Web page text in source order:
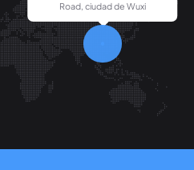
Road, ciudad de Wuxi